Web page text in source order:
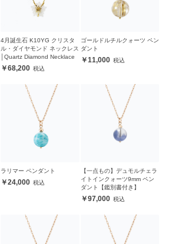
4月誕生石 K10YG クリスタ
ル・ダイヤモンド ネックレス
│Quartz Diamond Necklace
68,200
ゴールドルチルクォーツ ペン
ダント
11,000
ラリマー ペンダント
24,000
【一点もの】デュモルチェラ
イトインクォーツ9mm ペン
ダント【鑑別書付き】
97,000